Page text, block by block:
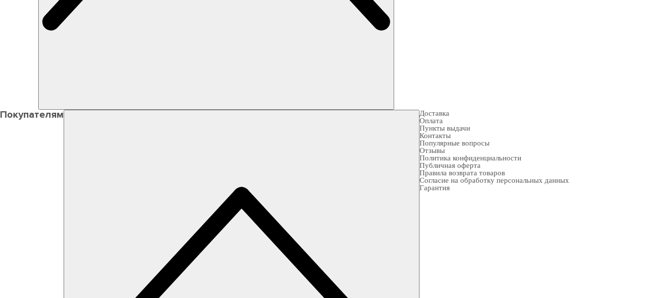
Покупателям
Доставка
Оплата
Пункты выдачи
Контакты
Популярные вопросы
Отзывы
Политика конфиденциальности
Публичная оферта
Правила возврата товаров
Согласие на обработку персональных данных
Гарантия